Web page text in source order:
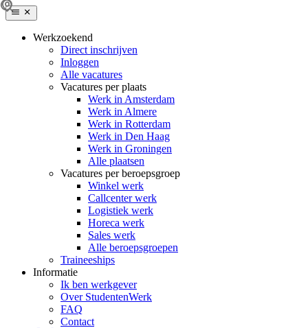
Werkzoekend
Direct inschrijven
Inloggen
Alle vacatures
Vacatures per plaats
Werk in Amsterdam
Werk in Almere
Werk in Rotterdam
Werk in Den Haag
Werk in Groningen
Alle plaatsen
Vacatures per beroepsgroep
Winkel werk
Callcenter werk
Logistiek werk
Horeca werk
Sales werk
Alle beroepsgroepen
Traineeships
Informatie
Ik ben werkgever
Over StudentenWerk
FAQ
Contact